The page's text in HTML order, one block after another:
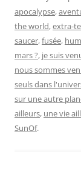
apocalypse,
the world,extra-
saucer,fusée,
mars ?, je suis
nous sommes
seuls dans
sur une autre
ailleurs, une vie
SunOf.